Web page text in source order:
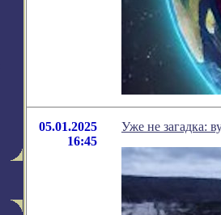
05.01.2025
16:45
Уже не загадка: